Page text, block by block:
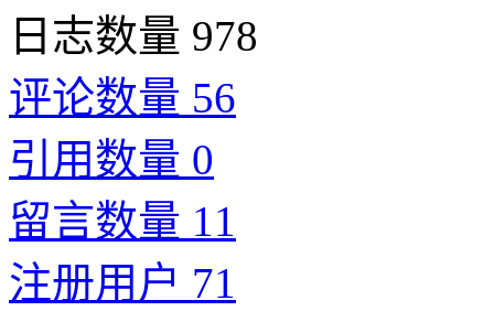
日志数量 978
评论数量 56
引用数量 0
留言数量 11
注册用户 71